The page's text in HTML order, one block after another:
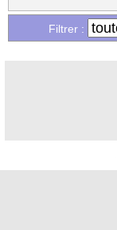
Filtrer :